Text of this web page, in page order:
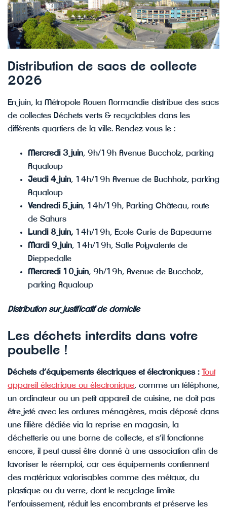
Distribution de sacs de collecte
2026
En juin, la Métropole Rouen Normandie distribue des sacs
de collectes Déchets verts & recyclables dans les
différents quartiers de la ville. Rendez-vous le :
Mercredi 3 juin, 9h/19h Avenue Buccholz, parking
Aqualoup
Jeudi 4 juin, 14h/19h Avenue de Buchholz, parking
Aqualoup
Vendredi 5 juin, 14h/19h, Parking Château, route
de Sahurs
Lundi 8 juin, 14h/19h, Ecole Curie de Bapeaume
Mardi 9 juin, 14h/19h, Salle Polyvalente de
Dieppedalle
Mercredi 10 juin, 9h/19h, Avenue de Buccholz,
parking Aqualoup
Distribution sur justificatif de domicile
Les déchets interdits dans votre
poubelle !
Déchets d’équipements électriques et électroniques : Tout
appareil électrique ou électronique, comme un téléphone,
un ordinateur ou un petit appareil de cuisine, ne doit pas
être jeté avec les ordures ménagères, mais déposé dans
une filière dédiée via la reprise en magasin, la
déchetterie ou une borne de collecte, et s’il fonctionne
encore, il peut aussi être donné à une association afin de
favoriser le réemploi, car ces équipements contiennent
des matériaux valorisables comme des métaux, du
plastique ou du verre, dont le recyclage limite
l’enfouissement, réduit les encombrants et préserve les